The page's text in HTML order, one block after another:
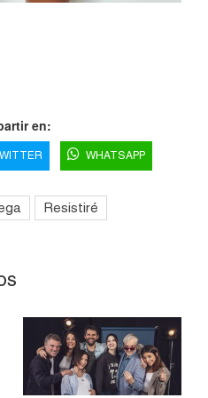
en:
WHATSAPP
Resistiré